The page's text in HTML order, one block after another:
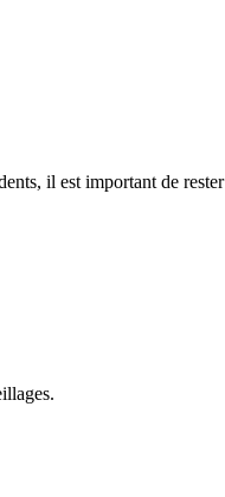
il est important de